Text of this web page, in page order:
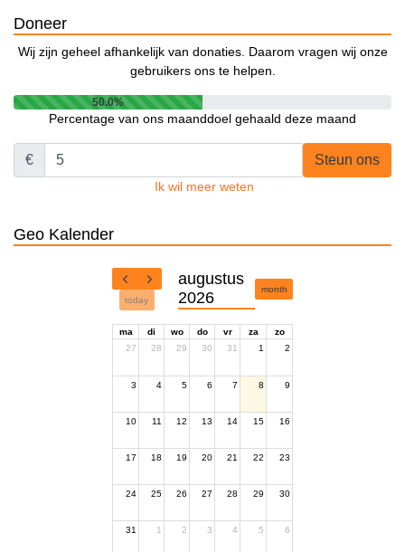
Doneer
Wij zijn geheel afhankelijk van donaties. Daarom vragen wij onze
gebruikers ons te helpen.
50.0%
Percentage van ons maanddoel gehaald deze maand
€ Steun ons
Ik wil meer weten
Geo Kalender
today
augustus
2026
month
ma di wo do vr za
zo
27
28 29 30 31 1 2
3 4 5 6 7 8 9
10 11 12 13 14 15 16
17 18 19 20 21 22 23
24 25 26 27 28 29 30
31 1 2 3 4 5 6